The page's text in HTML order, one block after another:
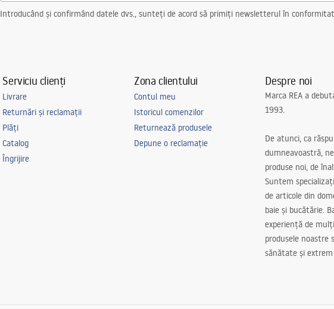
Sursa LED incorporata
F
birou, sufragerie, hol/scări, bucatarie, living,
Introducând și confirmând datele dvs., sunteți de acord să primiți newsletterul în
Serviciu clienți
Livrare
Returnări și reclamații
Plăți
Catalog
Îngrijire
Zona clientului
Contul meu
Istoricul comenzilor
Returnează produsele
Depune o reclamație
Despre noi
Marca REA a
1993.
De atunci, ca
dumneavoastră,
produse noi, de
Suntem
de articole din
baie și bucătărie.
experiență de
produsele noastre
sănătate și